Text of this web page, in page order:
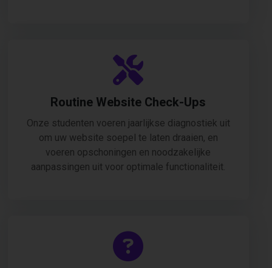
Routine Website Check-Ups
Onze studenten voeren jaarlijkse diagnostiek uit
om uw website soepel te laten draaien, en
voeren opschoningen en noodzakelijke
aanpassingen uit voor optimale functionaliteit.